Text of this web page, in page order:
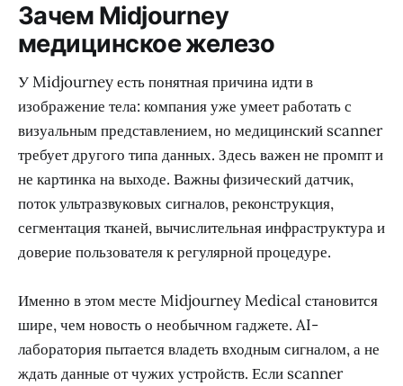
Зачем Midjourney
медицинское железо
У Midjourney есть понятная причина идти в
изображение тела: компания уже умеет работать с
визуальным представлением, но медицинский scanner
требует другого типа данных. Здесь важен не промпт и
не картинка на выходе. Важны физический датчик,
поток ультразвуковых сигналов, реконструкция,
сегментация тканей, вычислительная инфраструктура и
доверие пользователя к регулярной процедуре.
Именно в этом месте Midjourney Medical становится
шире, чем новость о необычном гаджете. AI-
лаборатория пытается владеть входным сигналом, а не
ждать данные от чужих устройств. Если scanner